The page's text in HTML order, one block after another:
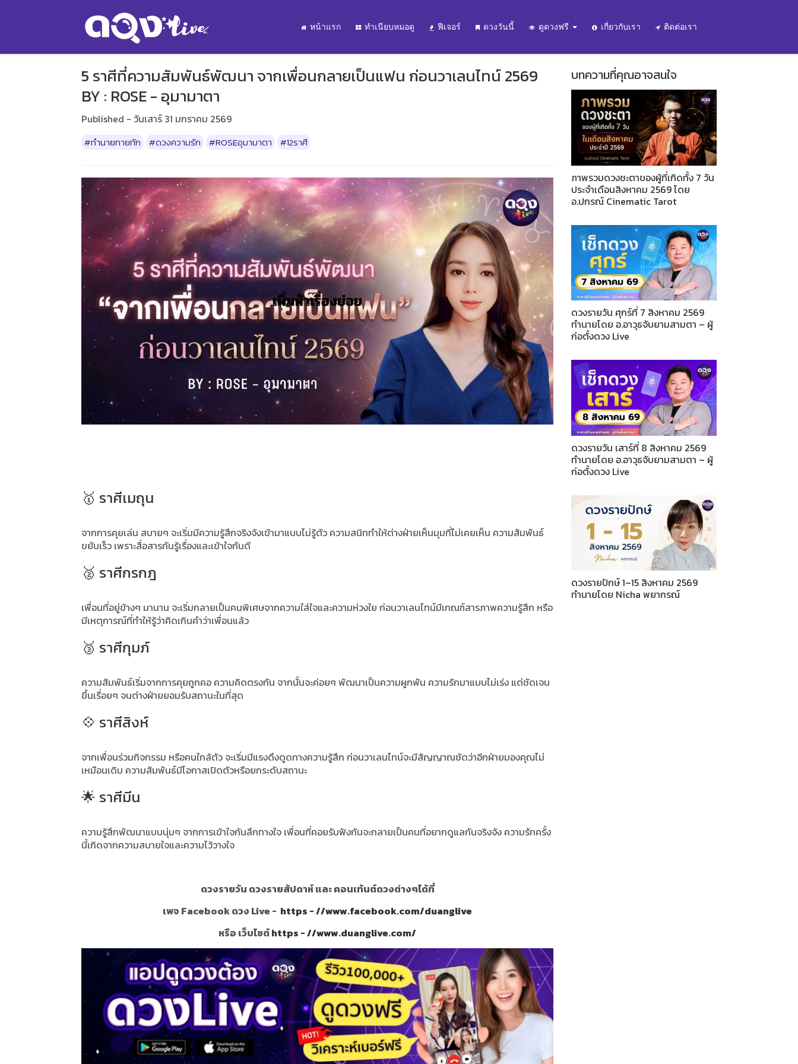
หน้าแรก ทำเนียบหมอดู ฟีเจอร์ ดวงวันนี้ ดูดวงฟรี เกี่ยวกับเรา ติดต่อเรา
5 ราศีที่ความสัมพันธ์พัฒนา จากเพื่อนกลายเป็นแฟน ก่อนวาเลนไทน์ 2569
BY : ROSE - อุมามาตา
Published - วันเสาร์ 31 มกราคม 2569
#ทำนายทายทัก #ดวงความรัก #ROSEอุมามาตา #12ราศี
🥇 ราศีเมถุน
จากการคุยเล่น สบายๆ จะเริ่มมีความรู้สึกจริงจังเข้ามาแบบไม่รู้ตัว ความสนิททำให้ต่างฝ่ายเห็นมุมที่ไม่เคยเห็น ความสัมพันธ์
ขยับเร็ว เพราะสื่อสารกันรู้เรื่องและเข้าใจกันดี
🥈 ราศีกรกฎ
เพื่อนที่อยู่ข้างๆ มานาน จะเริ่มกลายเป็นคนพิเศษจากความใส่ใจและความห่วงใย ก่อนวาเลนไทน์มีเกณฑ์สารภาพความรู้สึก หรือ
มีเหตุการณ์ที่ทำให้รู้ว่าคิดเกินคำว่าเพื่อนแล้ว
🥉 ราศีกุมภ์
ความสัมพันธ์เริ่มจากการคุยถูกคอ ความคิดตรงกัน จากนั้นจะค่อยๆ พัฒนาเป็นความผูกพัน ความรักมาแบบไม่เร่ง แต่ชัดเจน
ขึ้นเรื่อยๆ จนต่างฝ่ายยอมรับสถานะในที่สุด
💠 ราศีสิงห์
จากเพื่อนร่วมกิจกรรม หรือคนใกล้ตัว จะเริ่มมีแรงดึงดูดทางความรู้สึก ก่อนวาเลนไทน์จะมีสัญญาณชัดว่าอีกฝ่ายมองคุณไม่
เหมือนเดิม ความสัมพันธ์มีโอกาสเปิดตัวหรือยกระดับสถานะ
🌟 ราศีมีน
ความรู้สึกพัฒนาแบบนุ่มๆ จากการเข้าใจกันลึกทางใจ เพื่อนที่คอยรับฟังกันจะกลายเป็นคนที่อยากดูแลกันจริงจัง ความรักครั้ง
นี้เกิดจากความสบายใจและความไว้วางใจ
ดวงรายวัน ดวงรายสัปดาห์ และ คอนเท้นต์ดวงต่างๆได้ที่
เพจ Facebook ดวง Live - https - //www.facebook.com/duanglive
หรือ เว็บไซต์https - //www.duanglive.com/
บทความที่คุณอาจสนใจ
ภาพรวมดวงชะตาของผู้ที่เกิดทั้ง 7 วัน
ประจำเดือนสิงหาคม 2569 โดย
อ.ปกรณ์ Cinematic Tarot
ดวงรายวัน ศุกร์ที่ 7 สิงหาคม 2569
ทำนายโดย อ.อาวุธจับยามสามตา – ผู้
ก่อตั้งดวง Live
ดวงรายวัน เสาร์ที่ 8 สิงหาคม 2569
ทำนายโดย อ.อาวุธจับยามสามตา – ผู้
ก่อตั้งดวง Live
ดวงรายปักษ์ 1–15 สิงหาคม 2569
ทำนายโดย Nicha พยากรณ์